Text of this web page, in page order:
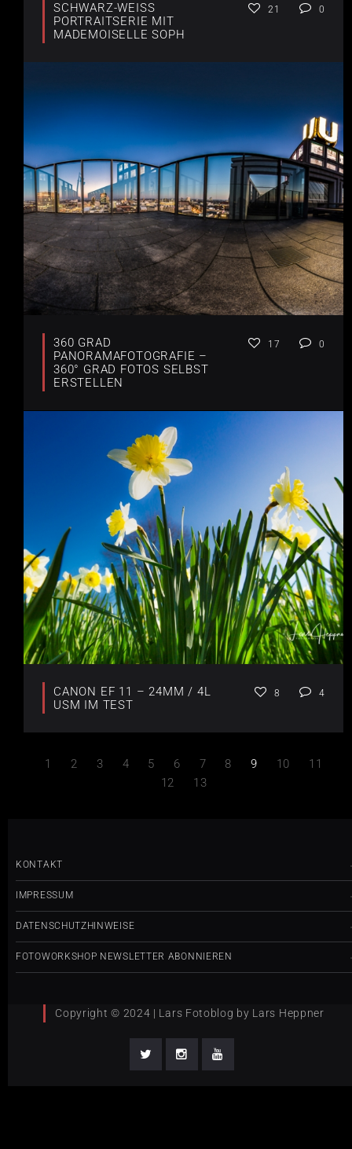
SCHWARZ-WEISS P
ORTRAITSERIE MIT
MADEMOISELLE SOPH
21 0
360 GRAD
PANORAMAFOTOGRAFIE –
360° GRAD FOTOS SELBST
ERSTELLEN
17 0
CANON EF 11 – 24MM / 4L
USM IM TEST
8 4
1 2 3 4 5 6 7 8 9 10
11
12
13
KONTAKT
IMPRESSUM
DATENSCHUTZHINWEISE
FOTOWORKSHOP NEWSLETTER ABONNIEREN
Copyright © 2024 | Lars Fotoblog by Lars Heppner